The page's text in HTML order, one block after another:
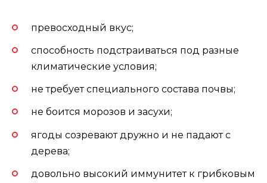
превосходный вкус;
способность подстраиваться под разные
климатические условия;
не требует специального состава почвы;
не боится морозов и засухи;
ягоды созревают дружно и не падают с
дерева;
довольно высокий иммунитет к грибковым